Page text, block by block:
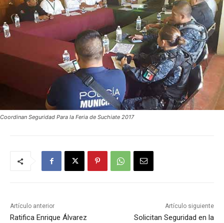
Coordinan Seguridad Para la Feria de Suchiate 2017
Artículo anterior
Ratifica Enrique Álvarez
Artículo siguiente
Solicitan Seguridad en la